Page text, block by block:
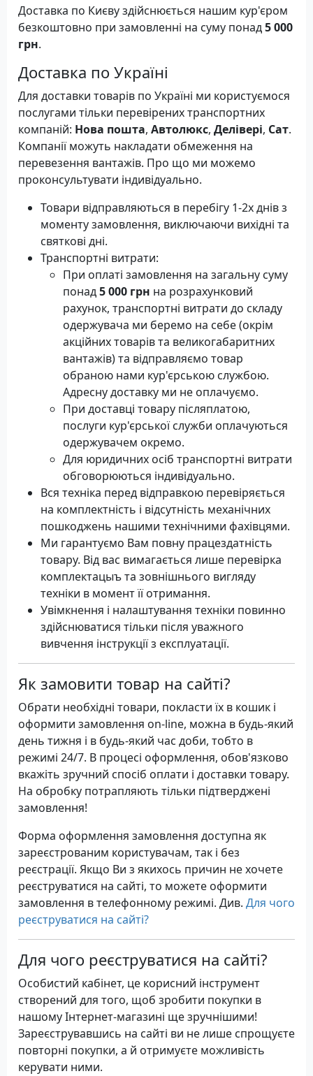
Доставка по Києву здійснюється нашим кур'єром
безкоштовно при замовленні на суму понад5 000
грн.
Доставка по Україні
Для доставки товарів по Україні ми користуємося
послугами тільки перевірених транспортних
компаній: Нова пошта, Автолюкс, Делівері, Сат.
Компанії можуть накладати обмеження на
перевезення вантажів. Про що ми можемо
проконсультувати індивідуально.
Товари відправляються в перебігу 1-2х днів з
моменту замовлення, виключаючи вихідні та
святкові дні.
Транспортні витрати:
При оплаті замовлення на загальну суму
понад5 000 грн на розрахунковий
рахунок, транспортні витрати до складу
одержувача ми беремо на себе (окрім
акційних товарів та великогабаритних
вантажів) та відправляємо товар
обраною нами кур'єрською службою.
Адресну доставку ми не оплачуємо.
При доставці товару післяплатою,
послуги кур'єрської служби оплачуються
одержувачем окремо.
Для юридичних осіб транспортні витрати
обговорюються індивідуально.
Вся техніка перед відправкою перевіряється
на комплектність і відсутність механічних
пошкоджень нашими технічними фахівцями.
Ми гарантуємо Вам повну працездатність
товару. Від вас вимагається лише перевірка
комплектацыъ та зовнішнього вигляду
техніки в момент її отримання.
Увімкнення і налаштування техніки повинно
здійснюватися тільки після уважного
вивчення інструкції з експлуатації.
Як замовити товар на сайті?
Обрати необхідні товари, покласти їх в кошик і
оформити замовлення on-line, можна в будь-який
день тижня і в будь-який час доби, тобто в
режимі 24/7. В процесі оформлення, обов'язково
вкажіть зручний спосіб оплати і доставки товару.
На обробку потрапляють тільки підтверджені
замовлення!
Форма оформлення замовлення доступна як
зареєстрованим користувачам, так і без
реєстрації. Якщо Ви з якихось причин не хочете
реєструватися на сайті, то можете оформити
замовлення в телефонному режимі. Див. Для чого
реєструватися на сайті?
Для чого реєструватися на сайті?
Особистий кабінет, це корисний інструмент
створений для того, щоб зробити покупки в
нашому Інтернет-магазині ще зручнішими!
Зареєструвавшись на сайті ви не лише спрощуєте
повторні покупки, а й отримуєте можливість
керувати ними.